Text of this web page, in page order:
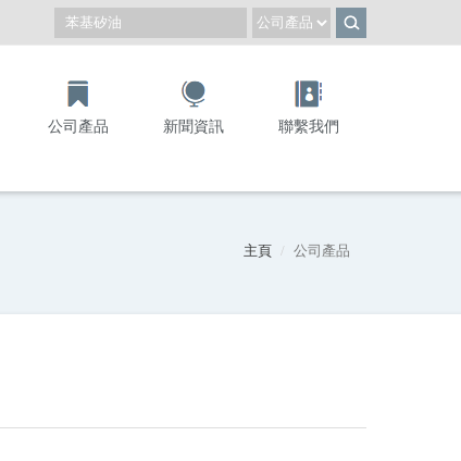
公司產品 新聞資訊 聯繫我們
主頁 公司產品